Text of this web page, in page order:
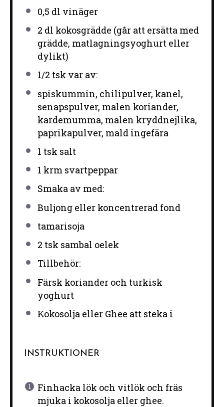
0,5 dl vinäger
2 dl kokosgrädde (går att ersätta med
grädde, matlagningsyoghurt eller
dylikt)
1/2 tsk var av:
spiskummin, chilipulver, kanel,
senapspulver, malen koriander,
kardemumma, malen kryddnejlika,
paprikapulver, mald ingefära
1 tsk salt
1 krm svartpeppar
Smaka av med:
Buljong eller koncentrerad fond
tamarisoja
2 tsk sambal oelek
Tillbehör:
Färsk koriander och turkisk
yoghurt
Kokosolja eller Ghee att steka i
INSTRUKTIONER
Finhacka lök och vitlök och fräs
mjuka i kokosolja eller ghee.